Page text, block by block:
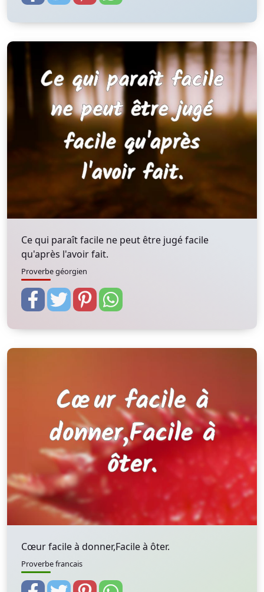
Ce qui paraît facile ne peut être jugé facile
qu'après l'avoir fait.
Proverbe géorgien
Cœur facile à donner,Facile à ôter.
Proverbe francais